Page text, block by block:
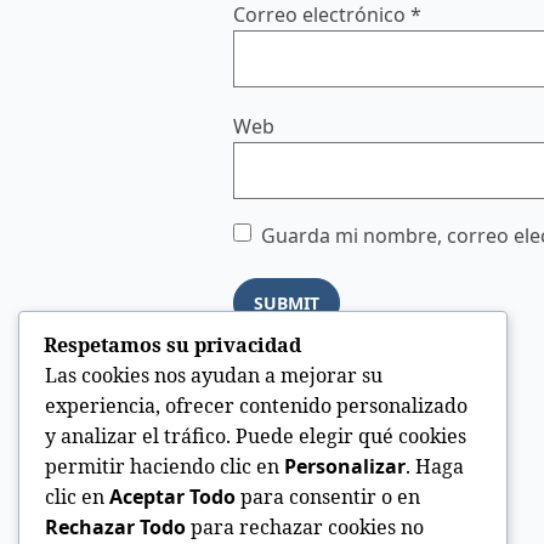
Correo electrónico *
Web
Guarda mi nombre, correo
Respetamos su privacidad
Las cookies nos ayudan a mejorar su
experiencia, ofrecer contenido personalizado
y analizar el tráfico. Puede elegir qué cookies
permitir haciendo clic en Personalizar. Haga
clic enAceptar Todopara consentir o en
Rechazar Todopara rechazar cookies no